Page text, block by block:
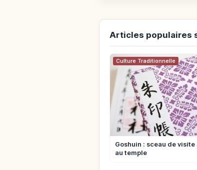
Articles populaires
Culture Traditionnelle
Goshuin : sceau de
au temple